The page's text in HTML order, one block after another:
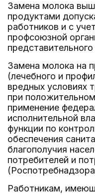
Замена молока
продуктами
работников и с
профсоюзной
Замена молока на
(лечебного и
вредных условиях
при
применение
исполнительной
функции по
обеспечения
благополучия
потребителей и
Работникам,